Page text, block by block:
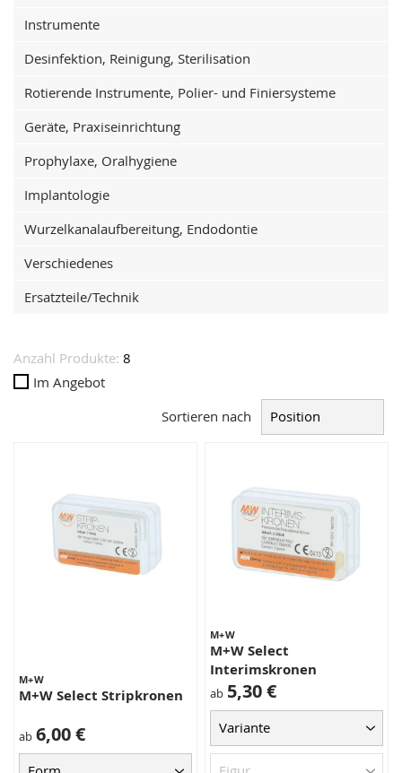
Anzahl Produkte: 8
Im Angebot
Sortieren nach
M+W
M+W Select Stripkronen
ab 6,00 €
M+W
M+W Select
Interimskronen
ab 5,30 €
Instrumente
Desinfektion, Reinigung, Sterilisation
Rotierende Instrumente, Polier- und Finiersysteme
Geräte, Praxiseinrichtung
Prophylaxe, Oralhygiene
Implantologie
Wurzelkanalaufbereitung, Endodontie
Verschiedenes
Ersatzteile/Technik